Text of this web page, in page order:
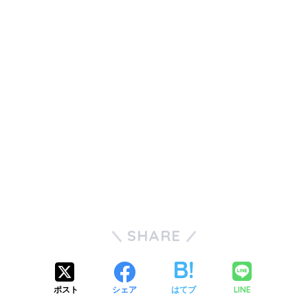
SHARE
ポスト シェア はてブ LINE